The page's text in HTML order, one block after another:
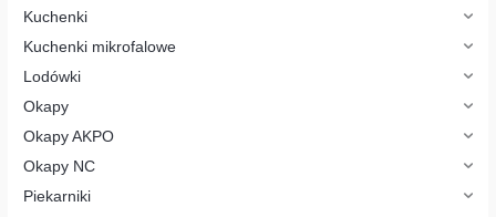
u
t
ó
w
Kuchenki
Kuchenki mikrofalowe
Lodówki
Okapy
Okapy AKPO
Okapy NC
Piekarniki